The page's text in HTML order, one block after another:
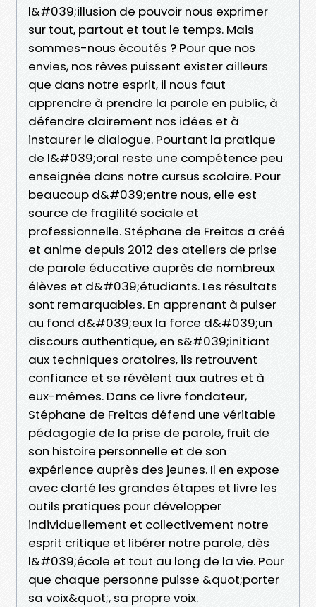
l&#039;illusion de pouvoir nous exprimer
sur tout, partout et tout le temps. Mais
sommes-nous écoutés ? Pour que nos
envies, nos rêves puissent exister ailleurs
que dans notre esprit, il nous faut
apprendre à prendre la parole en public, à
défendre clairement nos idées et à
instaurer le dialogue. Pourtant la pratique
de l&#039;oral reste une compétence peu
enseignée dans notre cursus scolaire. Pour
beaucoup d&#039;entre nous, elle est
source de fragilité sociale et
professionnelle. Stéphane de Freitas a créé
et anime depuis 2012 des ateliers de prise
de parole éducative auprès de nombreux
élèves et d&#039;étudiants. Les résultats
sont remarquables. En apprenant à puiser
au fond d&#039;eux la force d&#039;un
discours authentique, en s&#039;initiant
aux techniques oratoires, ils retrouvent
confiance et se révèlent aux autres et à
eux-mêmes. Dans ce livre fondateur,
Stéphane de Freitas défend une véritable
pédagogie de la prise de parole, fruit de
son histoire personnelle et de son
expérience auprès des jeunes. Il en expose
avec clarté les grandes étapes et livre les
outils pratiques pour développer
individuellement et collectivement notre
esprit critique et libérer notre parole, dès
l&#039;école et tout au long de la vie. Pour
que chaque personne puisse &quot;porter
sa voix&quot;, sa propre voix.